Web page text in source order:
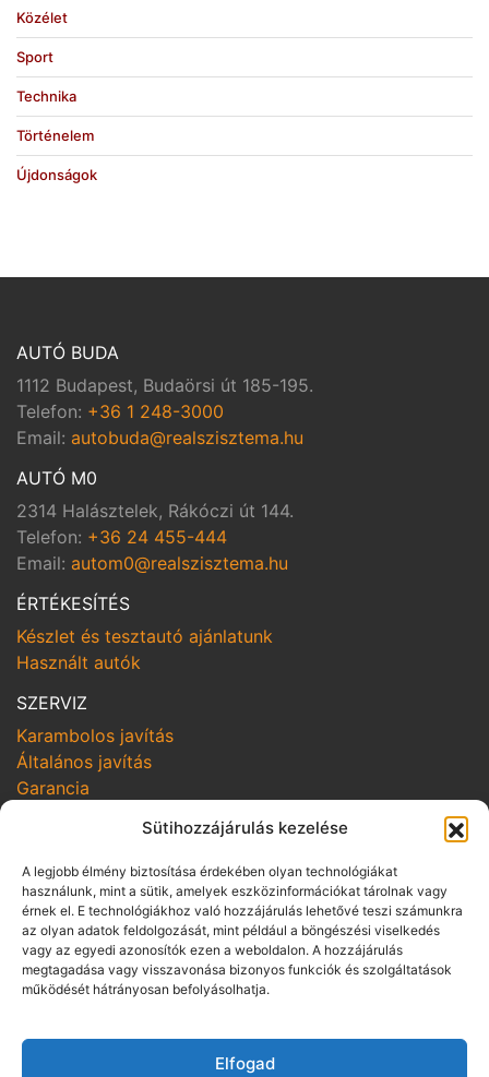
Sütihozzájárulás kezelése
A legjobb élmény biztosítása érdekében olyan technológiákat
használunk, mint a sütik, amelyek eszközinformációkat tárolnak vagy
érnek el. E technológiákhoz való hozzájárulás lehetővé teszi számunkra
az olyan adatok feldolgozását, mint például a böngészési viselkedés
vagy az egyedi azonosítók ezen a weboldalon. A hozzájárulás
megtagadása vagy visszavonása bizonyos funkciók és szolgáltatások
működését hátrányosan befolyásolhatja.
Elfogad
Közélet
Sport
Technika
Történelem
Újdonságok
AUTÓ BUDA
1112 Budapest, Budaörsi út 185-195.
Telefon: +36 1 248-3000
Email: autobuda@realszisztema.hu
AUTÓ M0
2314 Halásztelek, Rákóczi út 144.
Telefon: +36 24 455-444
Email: autom0@realszisztema.hu
ÉRTÉKESÍTÉS
Készlet és tesztautó ajánlatunk
Használt autók
SZERVIZ
Karambolos javítás
Általános javítás
Garancia
SZOLGÁLTATÁSOK
Online szerviz bejelentkezés
Szerviz kampányok
Hozom-viszem
SZABÁLYZATOK
Adatvédelmi irányelvek
Üzletszabályzat pénzügyi szolgáltatás